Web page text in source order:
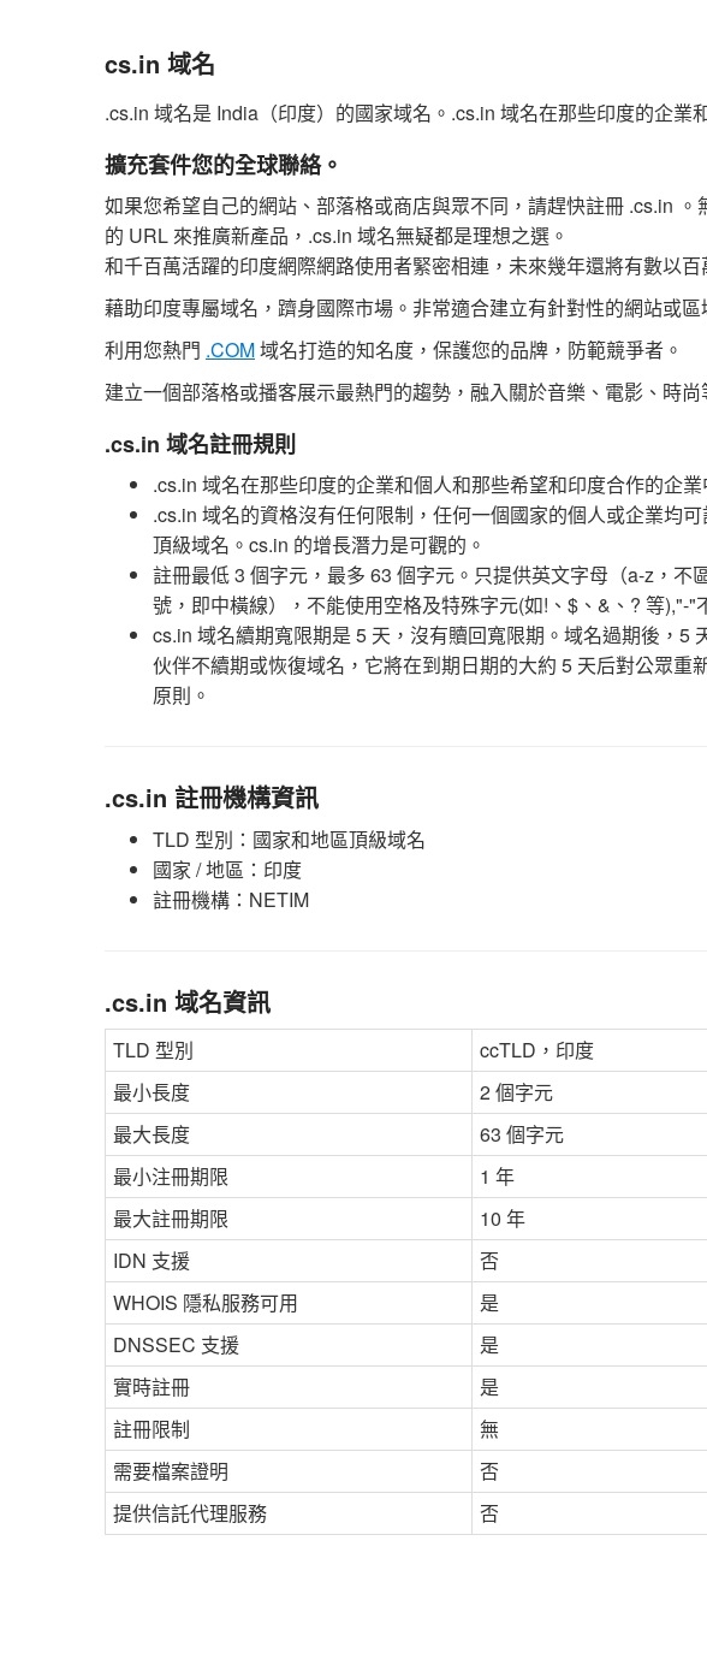
cs.in 域名
.cs.in 域名是 India（印度）的國家域名。.cs.in 域名在那些印度的企業
擴充套件您的全球聯絡。
如果您希望自己的網站、部落格或商店與眾不同，請趕快註冊 .cs.in
的 URL 來推廣新產品，.cs.in 域名無疑都是理想之選。
和千百萬活躍的印度網際網路使用者緊密相連，未來幾年還將有數以百
藉助印度專屬域名，躋身國際市場。非常適合建立有針對性的網站或區
利用您熱門 .COM域名打造的知名度，保護您的品牌，防範競爭者。
建立一個部落格或播客展示最熱門的趨勢，融入關於音樂、電影、時尚
.cs.in 域名註冊規則
.cs.in 域名在那些印度的企業和個人和那些希望和印度合作的企業
.cs.in 域名的資格沒有任何限制，任何一個國家的個人或企業均
頂級域名。cs.in 的增長潛力是可觀的。
註冊最低 3 個字元，最多 63 個字元。只提供英文字母（a-z，
號，即中橫線），不能使用空格及特殊字元(如!、$、&、? 等),"-"
cs.in 域名續期寬限期是 5 天，沒有贖回寬限期。域名過期後，5
伙伴不續期或恢復域名，它將在到期日期的大約 5 天后對公眾
原則。
.cs.in 註冊機構資訊
TLD 型別：國家和地區頂級域名
國家 / 地區：印度
註冊機構：NETIM
.cs.in 域名資訊
TLD 型別
ccTLD，印度
最小長度
2 個字元
最大長度
63 個字元
最小注冊期限
1 年
最大註冊期限
10 年
IDN 支援
否
WHOIS 隱私服務可用
是
DNSSEC 支援
是
實時註冊
是
註冊限制
無
需要檔案證明
否
提供信託代理服務
否